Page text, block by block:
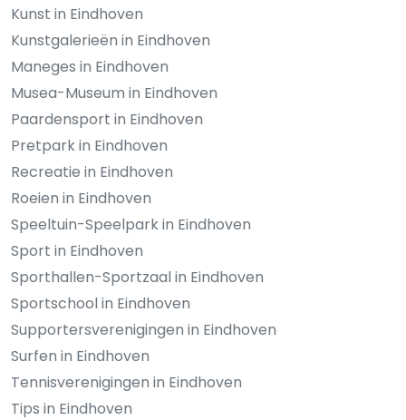
Kunst in Eindhoven
Kunstgalerieën in Eindhoven
Maneges in Eindhoven
Musea-Museum in Eindhoven
Paardensport in Eindhoven
Pretpark in Eindhoven
Recreatie in Eindhoven
Roeien in Eindhoven
Speeltuin-Speelpark in Eindhoven
Sport in Eindhoven
Sporthallen-Sportzaal in Eindhoven
Sportschool in Eindhoven
Supportersverenigingen in Eindhoven
Surfen in Eindhoven
Tennisverenigingen in Eindhoven
Tips in Eindhoven